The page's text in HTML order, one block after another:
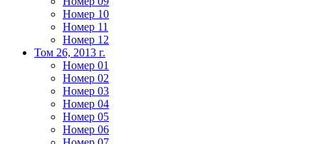
Номер 10
Номер 11
Номер 12
Том 26, 2013 г.
Номер 01
Номер 02
Номер 03
Номер 04
Номер 05
Номер 06